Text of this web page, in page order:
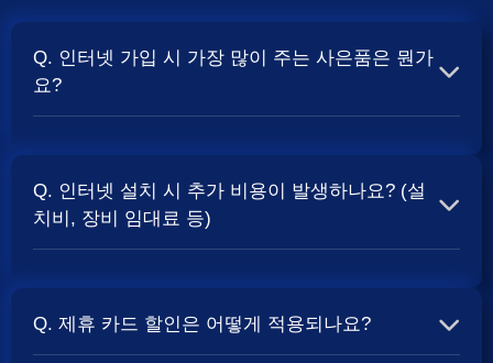
Q. 인터넷 가입 시 가장 많이 주는 사은품은 뭔가
요?
보통 500Mbps 또는 1Gbps 인터넷을 TV와 결합하여 가입
할 때 현금 사은품 및 상품권 혜택이 더 크게 지급되는 경향
Q. 인터넷 설치 시 추가 비용이 발생하나요? (설
치비, 장비 임대료 등)
청구되는 경우가 많습니다. 다만, 인터넷 상품 및 프로모션
Q. 제휴 카드 할인은 어떻게 적용되나요?